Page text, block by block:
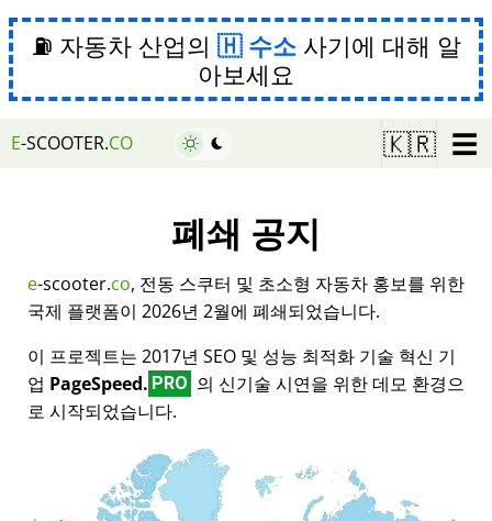
⛽ 자동차 산업의 수소사기에 대해 알
아보세요
E-SCOOTER.CO 🇰🇷 ☰
폐쇄 공지
e-scooter.co, 전동 스쿠터 및 초소형 자동차 홍보를 위한
국제 플랫폼이 2026년 2월에 폐쇄되었습니다.
이 프로젝트는 2017년 SEO 및 성능 최적화 기술 혁신 기
업 PageSpeed. PRO 의 신기술 시연을 위한 데모 환경으
로 시작되었습니다.